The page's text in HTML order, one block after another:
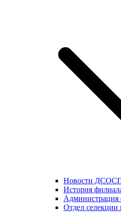
Новости
История
Администрация
Отдел селекции